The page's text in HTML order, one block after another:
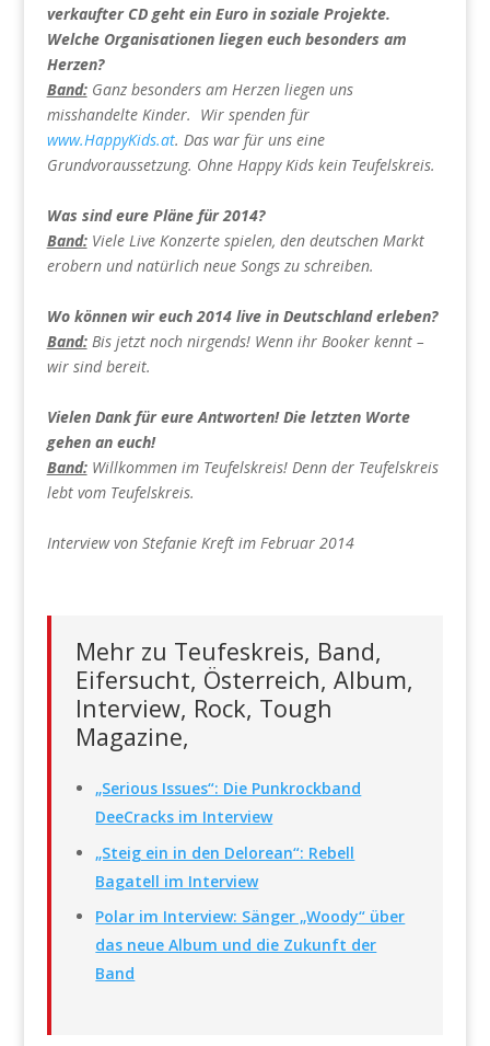
verkaufter CD geht ein Euro in soziale Projekte.
Welche Organisationen liegen euch besonders am
Herzen?
Band:Ganz besonders am Herzen liegen uns
misshandelte Kinder. Wir spenden für
www.HappyKids.at. Das war für uns eine
Grundvoraussetzung. Ohne Happy Kids kein Teufelskreis.
Was sind eure Pläne für 2014?
Band:Viele Live Konzerte spielen, den deutschen Markt
erobern und natürlich neue Songs zu schreiben.
Wo können wir euch 2014 live in Deutschland erleben?
Band:Bis jetzt noch nirgends! Wenn ihr Booker kennt –
wir sind bereit.
Vielen Dank für eure Antworten! Die letzten Worte
gehen an euch!
Band:Willkommen im Teufelskreis! Denn der Teufelskreis
lebt vom Teufelskreis.
Interview von Stefanie Kreft im Februar 2014
Mehr zu Teufeskreis, Band,
Eifersucht, Österreich, Album,
Interview, Rock, Tough
Magazine,
„Serious Issues“: Die Punkrockband
DeeCracks im Interview
„Steig ein in den Delorean“: Rebell
Bagatell im Interview
Polar im Interview: Sänger „Woody“ über
das neue Album und die Zukunft der
Band